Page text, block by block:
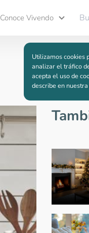
Conoce Vivendo
Utilizamos cookies
analizar el tráfico
acepta el uso de
describe en nuestra